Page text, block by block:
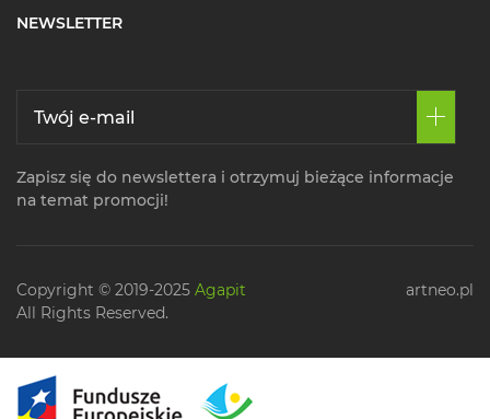
NEWSLETTER
Zapisz się do newslettera i otrzymuj bieżące informacje
na temat promocji!
Copyright © 2019-2025 Agapit
All Rights Reserved.
artneo.pl